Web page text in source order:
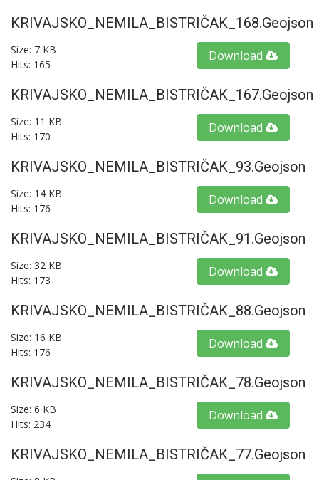
KRIVAJSKO_NEMILA_BISTRIČAK_168.geojson
Size: 7 KB
Hits: 165
Download
KRIVAJSKO_NEMILA_BISTRIČAK_167.geojson
Size: 11 KB
Hits: 170
Download
KRIVAJSKO_NEMILA_BISTRIČAK_93.geojson
Size: 14 KB
Hits: 176
Download
KRIVAJSKO_NEMILA_BISTRIČAK_91.geojson
Size: 32 KB
Hits: 173
Download
KRIVAJSKO_NEMILA_BISTRIČAK_88.geojson
Size: 16 KB
Hits: 176
Download
KRIVAJSKO_NEMILA_BISTRIČAK_78.geojson
Size: 6 KB
Hits: 234
Download
KRIVAJSKO_NEMILA_BISTRIČAK_77.geojson